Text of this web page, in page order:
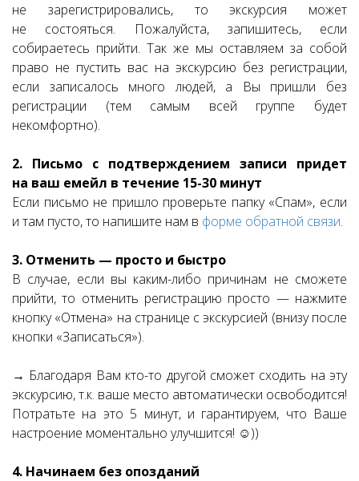
не зарегистрировались, то экскурсия может
не состояться. Пожалуйста, запишитесь, если
собираетесь прийти. Так же мы оставляем за собой
право не пустить вас на экскурсию без регистрации,
если записалось много людей, а Вы пришли без
регистрации (тем самым всей группе будет
некомфортно).
2. Письмо с подтверждением записи придет
на ваш емейл в течение 15-30 минут
Если письмо не пришло проверьте папку «Спам», если
и там пусто, то напишите нам в форме обратной связи.
3. Отменить — просто и быстро
В случае, если вы каким-либо причинам не сможете
прийти, то отменить регистрацию просто — нажмите
кнопку «Отмена» на странице с экскурсией (внизу после
кнопки «Записаться»).
→ Благодаря Вам кто-то другой сможет сходить на эту
экскурсию, т.к. ваше место автоматически освободится!
Потратьте на это 5 минут, и гарантируем, что Ваше
настроение моментально улучшится! ☺))
4. Начинаем без опозданий